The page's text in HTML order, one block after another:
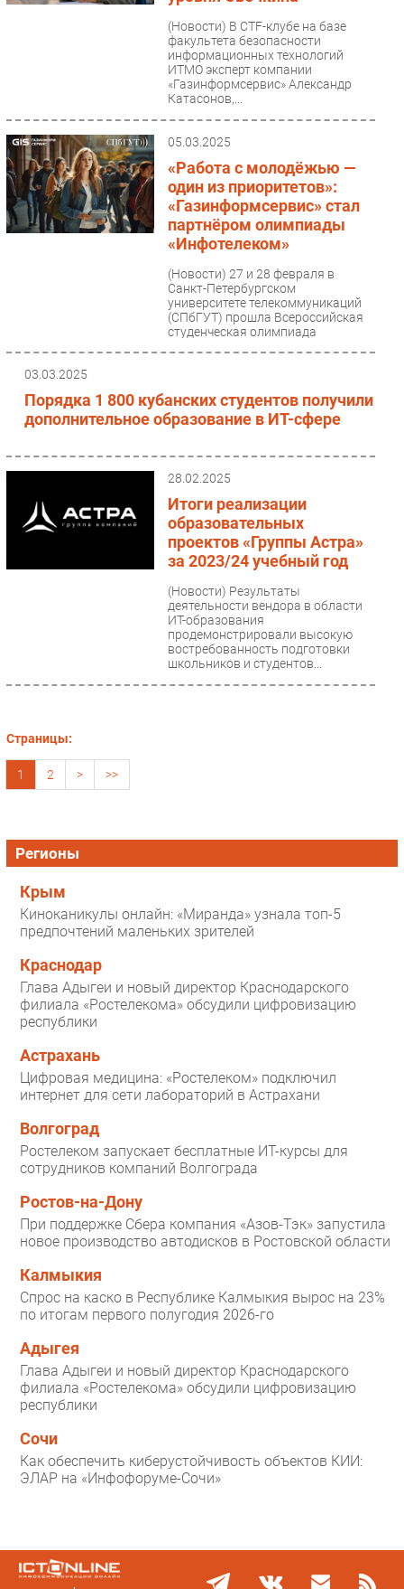
(Новости) В CTF-клубе на базе
факультета безопасности
информационных технологий
ИТМО эксперт компании
«Газинформсервис» Александр
Катасонов,...
05.03.2025
«Работа с молодёжью —
один из приоритетов»:
«Газинформсервис» стал
партнёром олимпиады
«Инфотелеком»
(Новости) 27 и 28 февраля в
Санкт-Петербургском
университете телекоммуникаций
(СПбГУТ) прошла Всероссийская
студенческая олимпиада
03.03.2025
Порядка 1 800 кубанских студентов получили
дополнительное образование в ИТ-сфере
28.02.2025
Итоги реализации
образовательных
проектов «Группы Астра»
за 2023/24 учебный год
(Новости) Результаты
деятельности вендора в области
ИТ-образования
продемонстрировали высокую
востребованность подготовки
школьников и студентов...
Страницы:
1 2 > >>
Регионы
Крым
Киноканикулы онлайн: «Миранда» узнала топ-5
предпочтений маленьких зрителей
Краснодар
Глава Адыгеи и новый директор Краснодарского
филиала «Ростелекома» обсудили цифровизацию
республики
Астрахань
Цифровая медицина: «Ростелеком» подключил
интернет для сети лабораторий в Астрахани
Волгоград
Ростелеком запускает бесплатные ИТ-курсы для
сотрудников компаний Волгограда
Ростов-на-Дону
При поддержке Сбера компания «Азов-Тэк» запустила
новое производство автодисков в Ростовской области
Калмыкия
Спрос на каско в Республике Калмыкия вырос на 23%
по итогам первого полугодия 2026-го
Адыгея
Глава Адыгеи и новый директор Краснодарского
филиала «Ростелекома» обсудили цифровизацию
республики
Сочи
Как обеспечить киберустойчивость объектов КИИ:
ЭЛАР на «Инфофоруме-Сочи»